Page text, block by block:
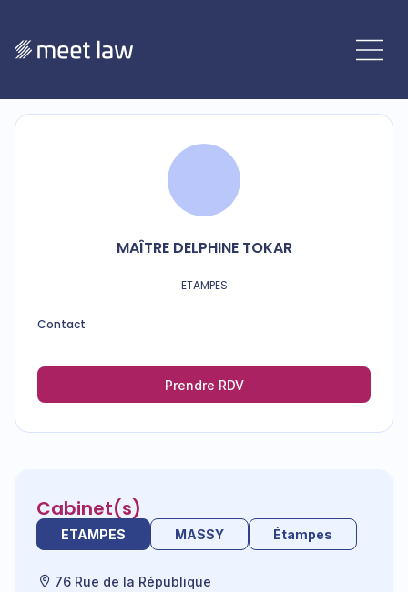
MAÎTRE DELPHINE TOKAR
ETAMPES
Contact
Prendre RDV
Cabinet(s)
ETAMPES MASSY Étampes
76 Rue de la République